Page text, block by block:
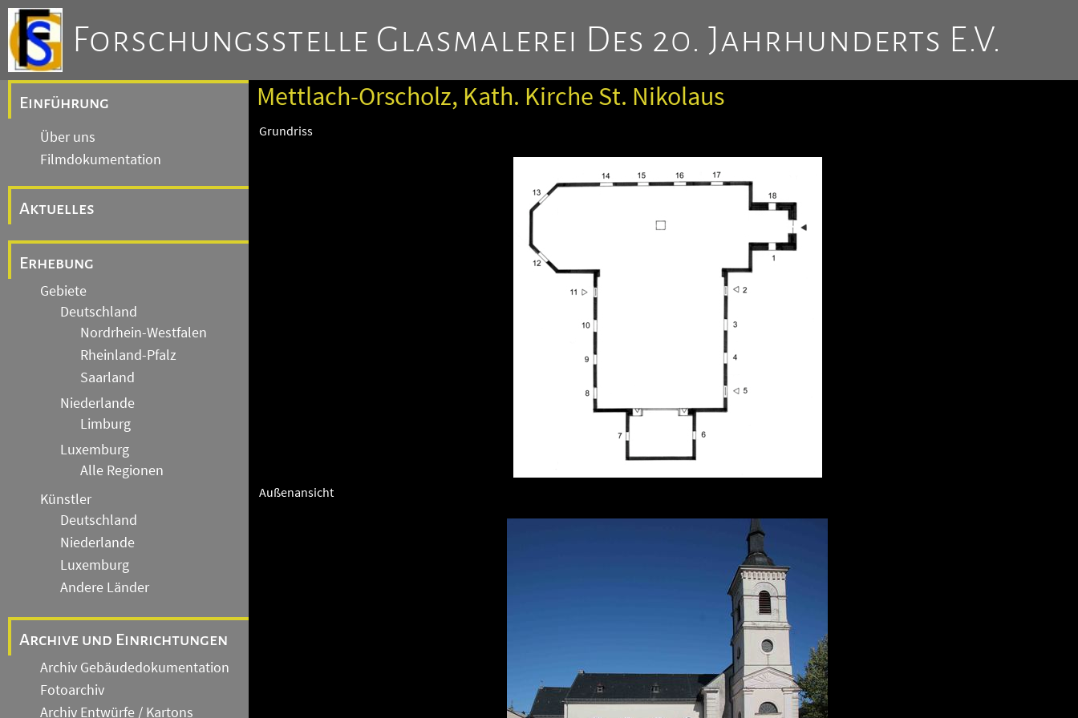
Forschungsstelle Glasmalerei Des 20. Jahrhunderts E.V.
Einführung
Über uns
Filmdokumentation
Aktuelles
Erhebung
Gebiete
Deutschland
Nordrhein-Westfalen
Rheinland-Pfalz
Saarland
Niederlande
Limburg
Luxemburg
Alle Regionen
Künstler
Deutschland
Niederlande
Luxemburg
Andere Länder
Archive und Einrichtungen
Archiv Gebäudedokumentation
Fotoarchiv
Archiv Entwürfe / Kartons
Mettlach-Orscholz, Kath. Kirche St. Nikolaus
Grundriss
Außenansicht